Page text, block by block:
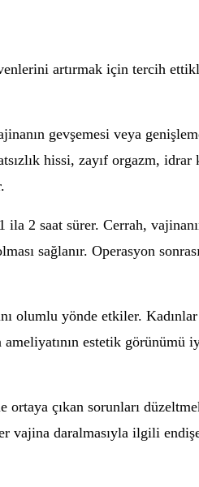
artırmak için tercih
gevşemesi veya
hissi, zayıf orgazm,
2 saat sürer. Cerrah,
sağlanır. Operasyon
olumlu yönde etkiler.
estetik görünümü
çıkan sorunları
vajina daralmasıyla ilgili